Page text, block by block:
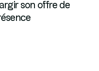
son offre de